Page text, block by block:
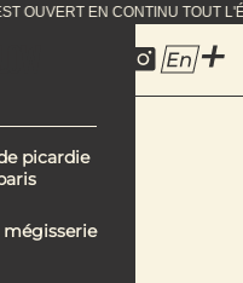
picardie
mégisserie
En